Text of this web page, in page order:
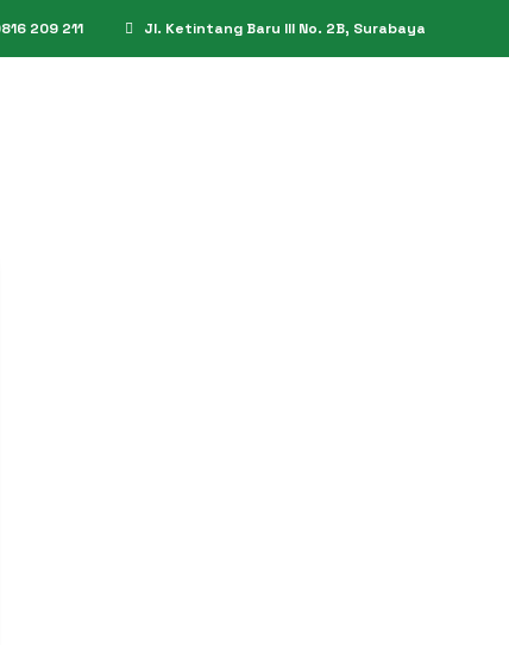
209 211 Jl. Ketintang Baru III No. 2B, Surabaya